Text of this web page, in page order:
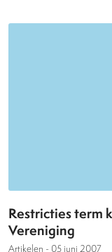
Restricties term
Vereniging
Artikelen - 05 juni 2007